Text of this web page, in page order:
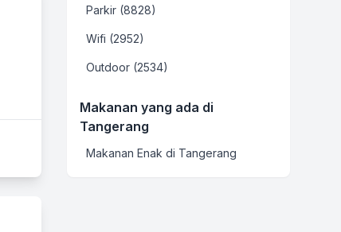
Parkir (8828)
Wifi (2952)
Outdoor (2534)
Makanan yang ada di
Tangerang
Makanan Enak di Tangerang